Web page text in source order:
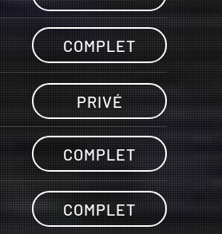
COMPLET
PRIVÉ
COMPLET
COMPLET